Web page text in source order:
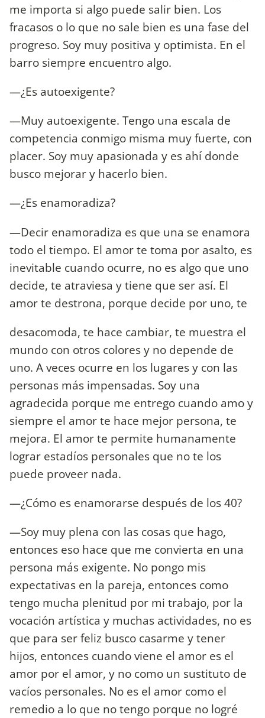
me importa si algo puede salir bien. Los
fracasos o lo que no sale bien es una fase del
progreso. Soy muy positiva y optimista. En el
barro siempre encuentro algo.
—¿Es autoexigente?
—Muy autoexigente. Tengo una escala de
competencia conmigo misma muy fuerte, con
placer. Soy muy apasionada y es ahí donde
busco mejorar y hacerlo bien.
—¿Es enamoradiza?
—Decir enamoradiza es que una se enamora
todo el tiempo. El amor te toma por asalto, es
inevitable cuando ocurre, no es algo que uno
decide, te atraviesa y tiene que ser así. El
amor te destrona, porque decide por uno, te
desacomoda, te hace cambiar, te muestra el
mundo con otros colores y no depende de
uno. A veces ocurre en los lugares y con las
personas más impensadas. Soy una
agradecida porque me entrego cuando amo y
siempre el amor te hace mejor persona, te
mejora. El amor te permite humanamente
lograr estadíos personales que no te los
puede proveer nada.
—¿Cómo es enamorarse después de los 40?
—Soy muy plena con las cosas que hago,
entonces eso hace que me convierta en una
persona más exigente. No pongo mis
expectativas en la pareja, entonces como
tengo mucha plenitud por mi trabajo, por la
vocación artística y muchas actividades, no es
que para ser feliz busco casarme y tener
hijos, entonces cuando viene el amor es el
amor por el amor, y no como un sustituto de
vacíos personales. No es el amor como el
remedio a lo que no tengo porque no logré